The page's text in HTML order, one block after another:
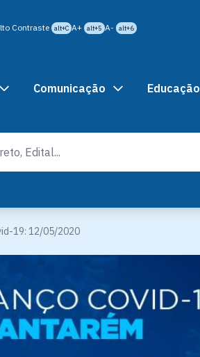
Contraste alt+C A+ alt+5 A- alt+6
Comunicação Educação
19: 12/05/2020